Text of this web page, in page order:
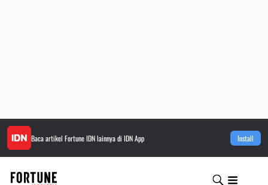
Baca artikel Fortune IDNlainnya di IDN App Install